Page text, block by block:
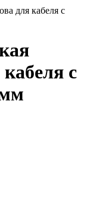
для кабеля с
с